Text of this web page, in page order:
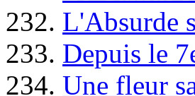
232. L'Absurde
233. Depuis le
234. Une fleur